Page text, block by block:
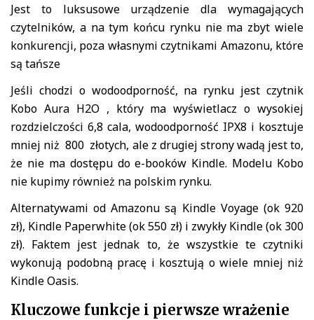
Jest to luksusowe urządzenie dla wymagających
czytelników, a na tym końcu rynku nie ma zbyt wiele
konkurencji, poza własnymi czytnikami Amazonu, które
są tańsze
Jeśli chodzi o wodoodporność, na rynku jest czytnik
Kobo Aura H2O , który ma wyświetlacz o wysokiej
rozdzielczości 6,8 cala, wodoodporność IPX8 i kosztuje
mniej niż 800 złotych, ale z drugiej strony wadą jest to,
że nie ma dostępu do e-booków Kindle. Modelu Kobo
nie kupimy również na polskim rynku.
Alternatywami od Amazonu są Kindle Voyage (ok 920
zł), Kindle Paperwhite (ok 550 zł) i zwykły Kindle (ok 300
zł). Faktem jest jednak to, że wszystkie te czytniki
wykonują podobną pracę i kosztują o wiele mniej niż
Kindle Oasis.
Kluczowe funkcje i pierwsze wrażenie